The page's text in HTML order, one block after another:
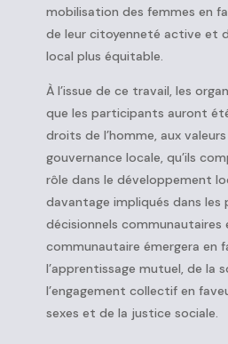
mobilisation des femmes en
de leur citoyenneté active et
local plus équitable.
À l’issue de ce travail, les
que les participants auront
droits de l’homme, aux
gouvernance locale, qu’ils
rôle dans le développement
davantage impliqués dans les
décisionnels communautaires
communautaire émergera en
l’apprentissage mutuel, de la
l’engagement collectif en
sexes et de la justice sociale.